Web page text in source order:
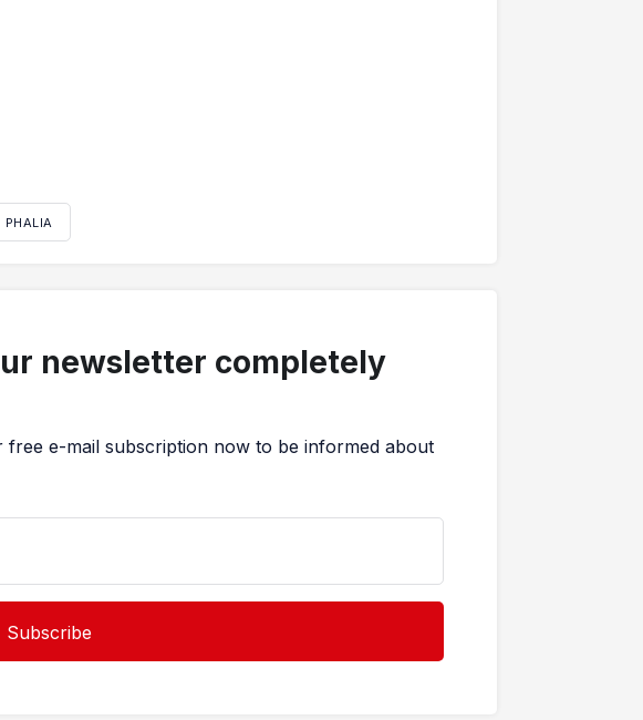
newsletter completely
e-mail subscription now to be informed about